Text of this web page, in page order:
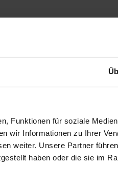
Funktionen für soziale
wir Informationen zu Ihrer
weiter. Unsere Partner
haben oder die sie im